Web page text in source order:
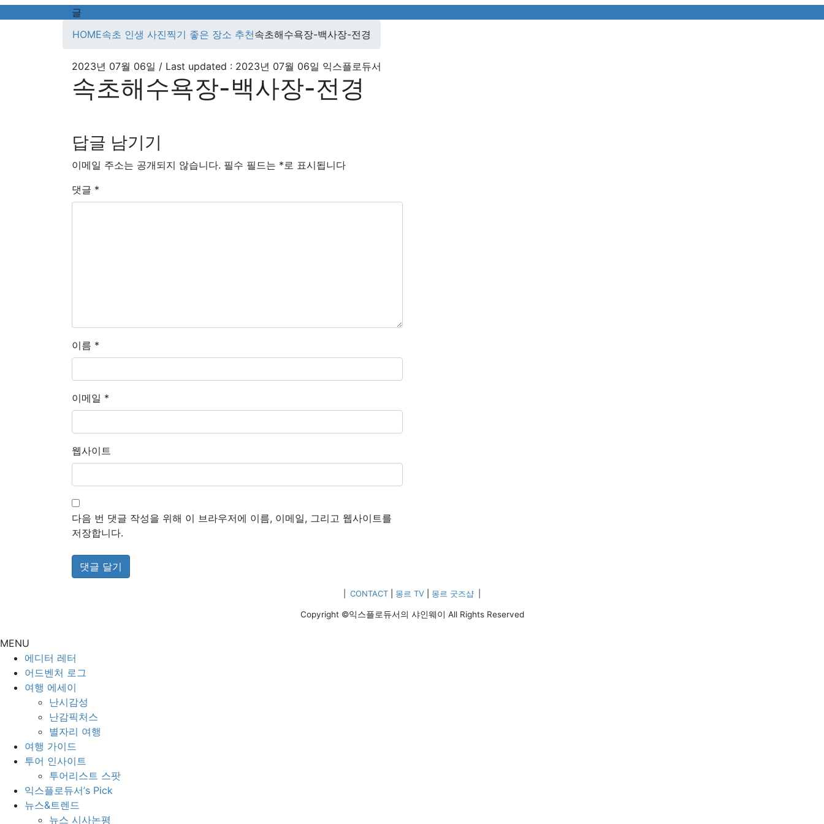
글
HOME속초 인생 사진찍기 좋은 장소 추천속초해수욕장-백사장-전경
2023년 07월 06일 / Last updated : 2023년 07월 06일 익스플로듀서
속초해수욕장-백사장-전경
답글 남기기
이메일 주소는 공개되지 않습니다. 필수 필드는 *로 표시됩니다
댓글 *
이름 *
이메일 *
웹사이트
다음 번 댓글 작성을 위해 이 브라우저에 이름, 이메일, 그리고 웹사이트를
저장합니다.
CONTACT 몽르 TV 몽르 굿즈샵
Copyright ©익스플로듀서의 샤인웨이 All Rights Reserved
MENU
에디터 레터
어드벤처 로그
여행 에세이
난시감성
난감픽처스
별자리 여행
여행 가이드
투어 인사이트
투어리스트 스팟
익스플로듀서’s Pick
뉴스&트렌드
뉴스 시사논평